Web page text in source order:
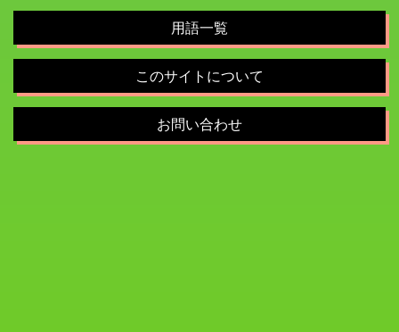
用語一覧
このサイトについて
お問い合わせ